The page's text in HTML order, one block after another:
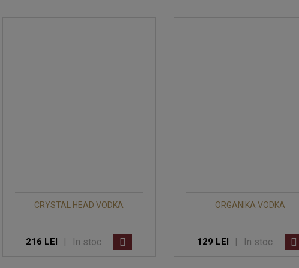
CRYSTAL HEAD VODKA
216 LEI | In stoc
ORGANIKA VODKA
129 LEI | In stoc